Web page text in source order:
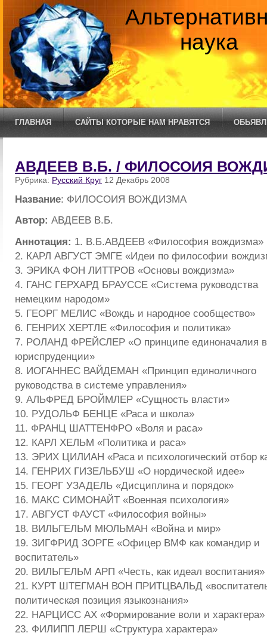
наука
ГЛАВНАЯ САЙТЫ КОТОРЫЕ НАМ НРАВЯТСЯ
АВДЕЕВ В.Б. / ФИЛОСОИЯ
Рубрика: Русский Круг 12 Декабрь 2008
Название: ФИЛОСОИЯ ВОЖДИЗМА
Автор: АВДЕЕВ В.Б.
Аннотация: 1. В.Б.АВДЕЕВ «Философия вождизма»
2. КАРЛ АВГУСТ ЭМГЕ «Идеи по философии
3. ЭРИКА ФОН ЛИТТРОВ «Основы вождизма»
4. ГАНС ГЕРХАРД БРАУССЕ «Система руководства
немецким народом»
5. ГЕОРГ МЕЛИС «Вождь и народное сообщество»
6. ГЕНРИХ ХЕРТЛЕ «Философия и политика»
7. РОЛАНД ФРЕЙСЛЕР «О принципе единоначалия в
юриспруденции»
8. ИОГАННЕС ВАЙДЕМАН «Принцип единоличного
руководства в системе управления»
9. АЛЬФРЕД БРОЙМЛЕР «Сущность власти»
10. РУДОЛЬФ БЕНЦЕ «Раса и школа»
11. ФРАНЦ ШАТТЕНФРО «Воля и раса»
12. КАРЛ ХЕЛЬМ «Политика и раса»
13. ЭРИХ ЦИЛИАН «Раса и психологический отбор
14. ГЕНРИХ ГИЗЕЛЬБУШ «О нордической идее»
15. ГЕОРГ УЗАДЕЛЬ «Дисциплина и порядок»
16. МАКС СИМОНАЙТ «Военная психология»
17. АВГУСТ ФАУСТ «Философия войны»
18. ВИЛЬГЕЛЬМ МЮЛЬМАН «Война и мир»
19. ЗИГФРИД ЗОРГЕ «Офицер ВМФ как командир и
воспитатель»
20. ВИЛЬГЕЛЬМ АРП «Честь, как идеал воспитания»
21. КУРТ ШТЕГМАН ВОН ПРИТЦВАЛЬД
политическая позиция языкознания»
22. НАРЦИСС АХ «Формирование воли и характера»
23. ФИЛИПП ЛЕРШ «Структура характера»